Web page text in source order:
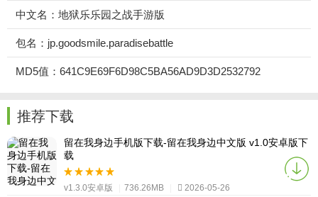
中文名：地狱乐乐园之战手游版
包名：jp.goodsmile.paradisebattle
MD5值：641C9E69F6D98C5BA56AD9D3D2532792
推荐下载
留在我身边手机版下载-留在我身边中文版 v1.0安卓版下
载
v1.3.0安卓版 736.26MB 2026-05-26